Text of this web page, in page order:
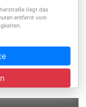
liegt das
entfernt vom